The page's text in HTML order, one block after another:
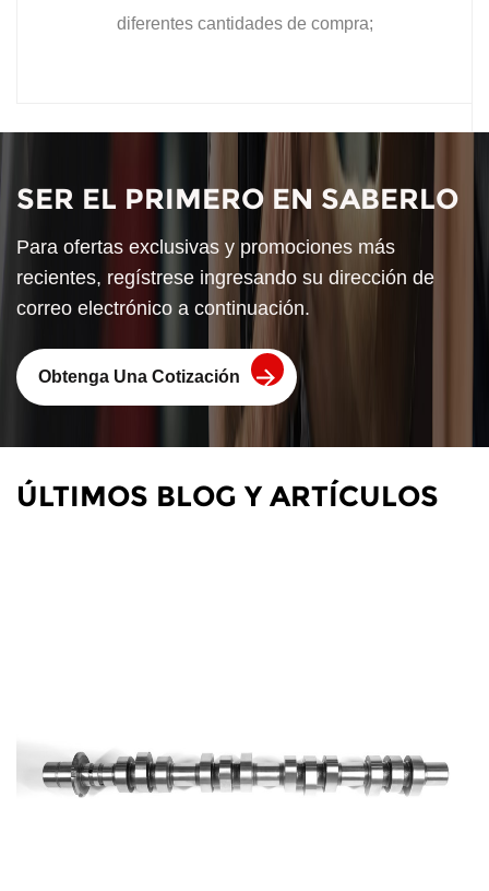
diferentes cantidades de compra;
SER EL PRIMERO EN SABERLO
Para ofertas exclusivas y promociones más
recientes, regístrese ingresando su dirección de
correo electrónico a continuación.
Obtenga Una Cotización
ÚLTIMOS BLOG Y ARTÍCULOS